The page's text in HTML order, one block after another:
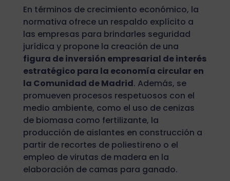
En términos de crecimiento económico, la
normativa ofrece un respaldo explícito a
las empresas para brindarles seguridad
jurídica y propone la creación de una
figura de inversión empresarial de interés
estratégico para la economía circular en
la Comunidad de Madrid. Además, se
promueven procesos respetuosos con el
medio ambiente, como el uso de cenizas
de biomasa como fertilizante, la
producción de aislantes en construcción a
partir de recortes de poliestireno o el
empleo de virutas de madera en la
elaboración de camas para ganado.